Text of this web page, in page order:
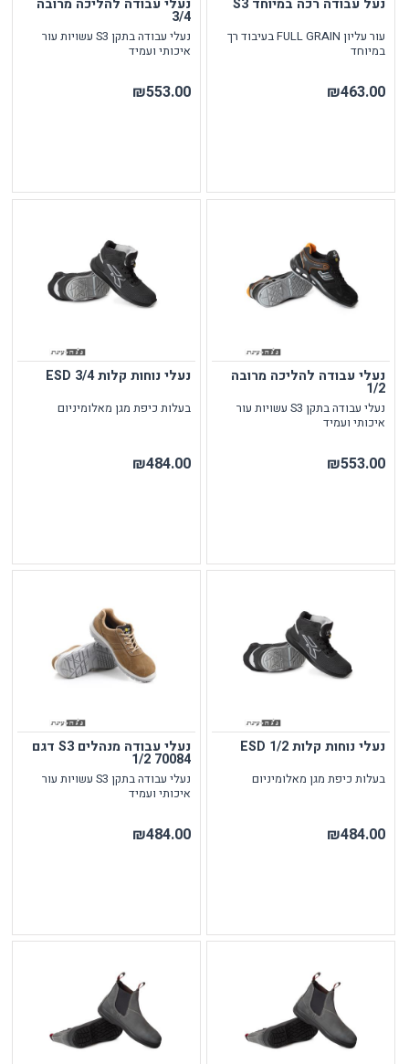
נעל עבודה רכה במיוחד S3
עור עליון FULL GRAIN בעיבוד רך
במיוחד
₪463.00
נעלי עבודה להליכה מרובה
3/4
נעלי עבודה בתקן S3 עשויות עור
איכותי ועמיד
₪553.00
נעלי עבודה להליכה מרובה
1/2
נעלי עבודה בתקן S3 עשויות עור
איכותי ועמיד
₪553.00
נעלי נוחות קלות ESD 3/4
בעלות כיפת מגן מאלומיניום
₪484.00
נעלי נוחות קלות ESD 1/2
בעלות כיפת מגן מאלומיניום
₪484.00
נעלי עבודה מנהלים S3 דגם
70084 1/2
נעלי עבודה בתקן S3 עשויות עור
איכותי ועמיד
₪484.00